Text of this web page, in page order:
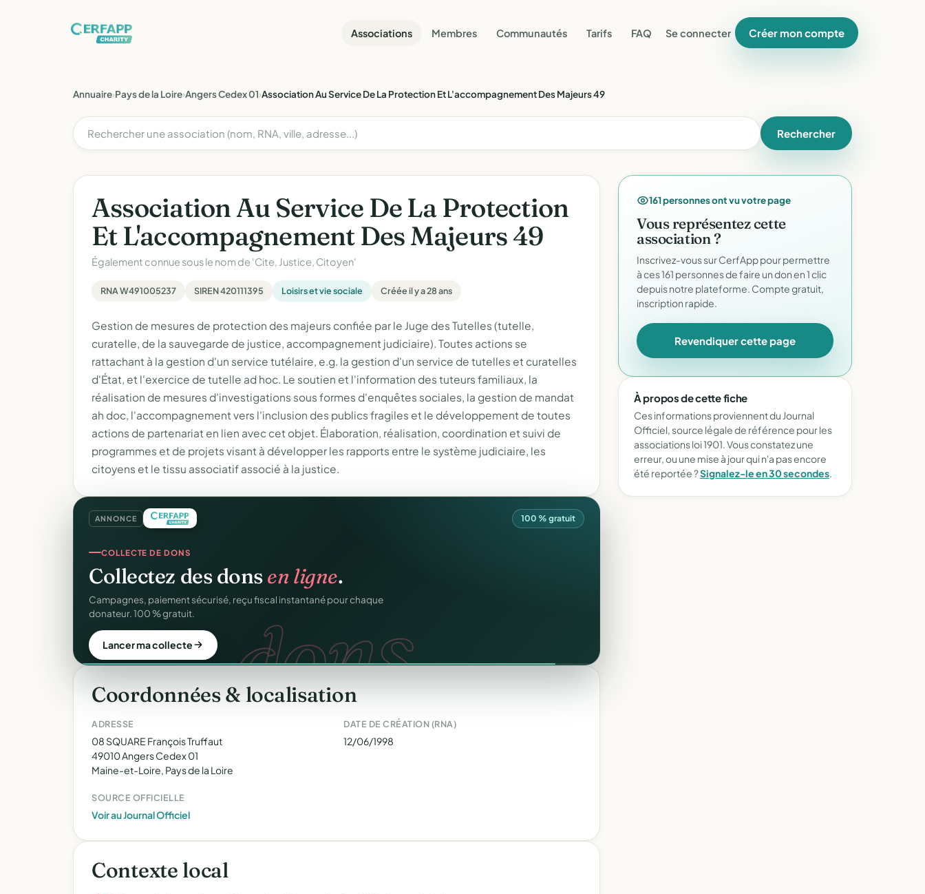
Associations Membres Communautés Tarifs FAQ Se connecter Créer mon compte
Annuaire›Pays de la Loire›Angers Cedex 01›Association Au Service De La Protection Et L'accompagnement Des Majeurs 49
Rechercher
Association Au Service De La Protection
Et L'accompagnement Des Majeurs 49
Également connue sous le nom de 'Cite, Justice, Citoyen'
RNA W491005237 SIREN 420111395 Loisirs et vie sociale Créée il y a 28 ans
Gestion de mesures de protection des majeurs confiée par le Juge des Tutelles (tutelle,
curatelle, de la sauvegarde de justice, accompagnement judiciaire). Toutes actions se
rattachant à la gestion d'un service tutélaire, e.g. la gestion d'un service de tutelles et curatelles
d'État, et l'exercice de tutelle ad hoc. Le soutien et l'information des tuteurs familiaux, la
réalisation de mesures d'investigations sous formes d'enquêtes sociales, la gestion de mandat
ah doc, l'accompagnement vers l'inclusion des publics fragiles et le développement de toutes
actions de partenariat en lien avec cet objet. Élaboration, réalisation, coordination et suivi de
programmes et de projets visant à développer les rapports entre le système judiciaire, les
citoyens et le tissu associatif associé à la justice.
ANNONCE 100 % gratuit
web.
SITE WEB
Votre site web d'association
Une page publique élégante et un site de collecte, prêts en cinq minutes.
Sans webmaster.
Créer mon site gratuit dons.
COLLECTE DE DONS
Collectez des donsen ligne.
Campagnes, paiement sécurisé, reçu fiscal instantané pour chaque
donateur. 100 % gratuit.
Lancer ma collecte
Coordonnées & localisation
ADRESSE
08 SQUARE François Truffaut
49010 Angers Cedex 01
Maine-et-Loire, Pays de la Loire
DATE DE CRÉATION (RNA)
12/06/1998
SOURCE OFFICIELLE
Voir au Journal Officiel
Contexte local
161 personnes ont vu votre page
Vous représentez cette
association ?
Inscrivez-vous sur CerfApp pour permettre
à ces 161 personnes de faire un don en 1 clic
depuis notre plateforme. Compte gratuit,
inscription rapide.
Revendiquer cette page
À propos de cette fiche
Ces informations proviennent du Journal
Officiel, source légale de référence pour les
associations loi 1901. Vous constatez une
erreur, ou une mise à jour qui n'a pas encore
été reportée ?Signalez-le en 30 secondes.